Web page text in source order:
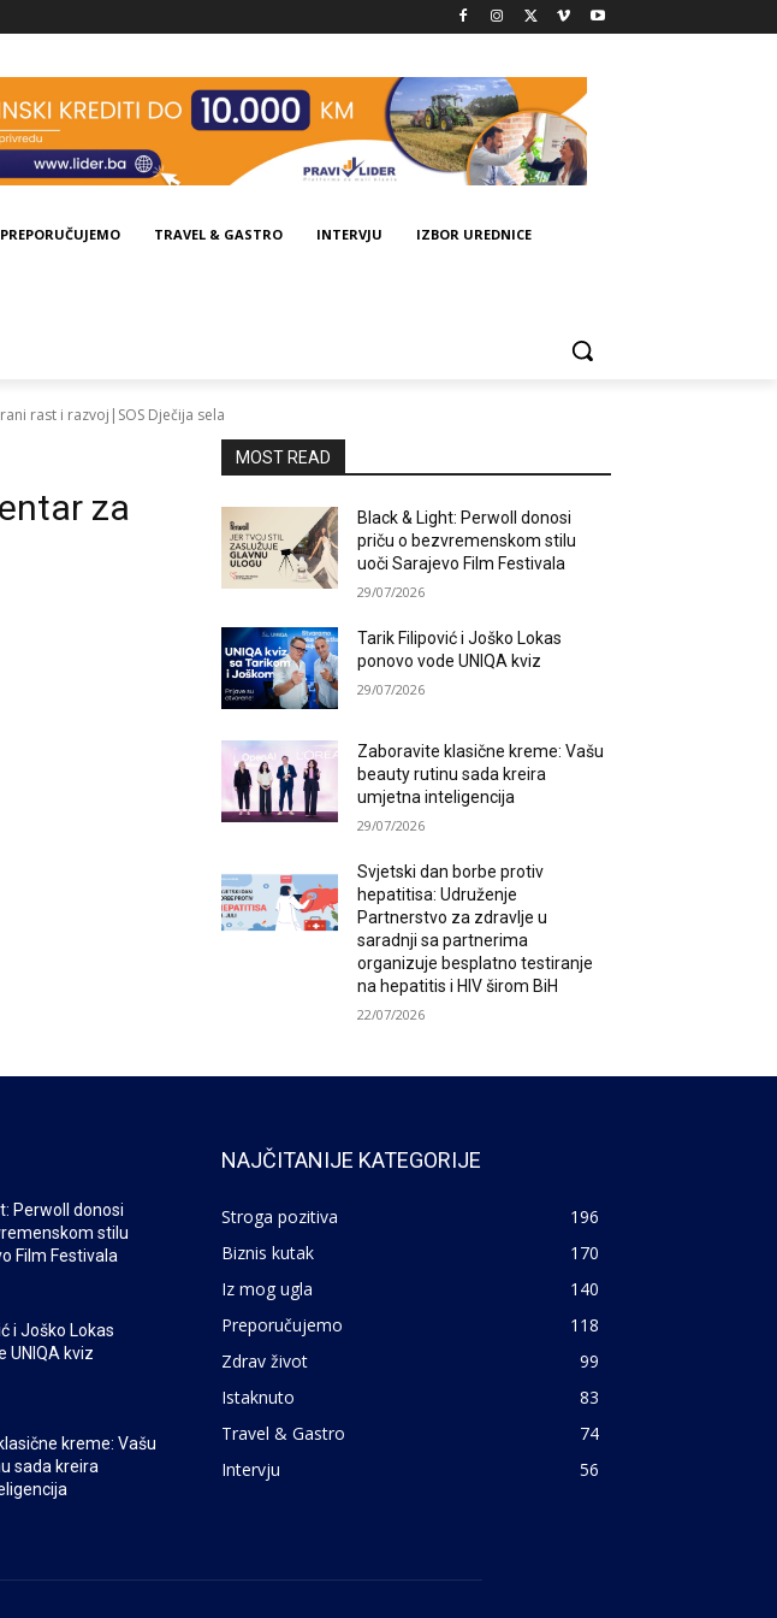
PREPORUČUJEMO TRAVEL & GASTRO INTERVJU IZBOR UREDNICE
rast i razvoj|SOS Dječija sela
za
MOST READ
Black & Light: Perwoll donosi
priču o bezvremenskom stilu
uoči Sarajevo Film Festivala
29/07/2026
Tarik Filipović i Joško Lokas
ponovo vode UNIQA kviz
29/07/2026
Zaboravite klasične kreme: Vašu
beauty rutinu sada kreira
umjetna inteligencija
29/07/2026
Svjetski dan borbe protiv
hepatitisa: Udruženje
Partnerstvo za zdravlje u
saradnji sa partnerima
organizuje besplatno testiranje
na hepatitis i HIV širom BiH
22/07/2026
Perwoll donosi
stilu
Film Festivala
i Joško Lokas
UNIQA kviz
kreme: Vašu
sada kreira
NAJČITANIJE KATEGORIJE
Stroga pozitiva
196
Biznis kutak
170
Iz mog ugla
140
Preporučujemo
118
Zdrav život
99
Istaknuto
83
Travel & Gastro
74
Intervju
56